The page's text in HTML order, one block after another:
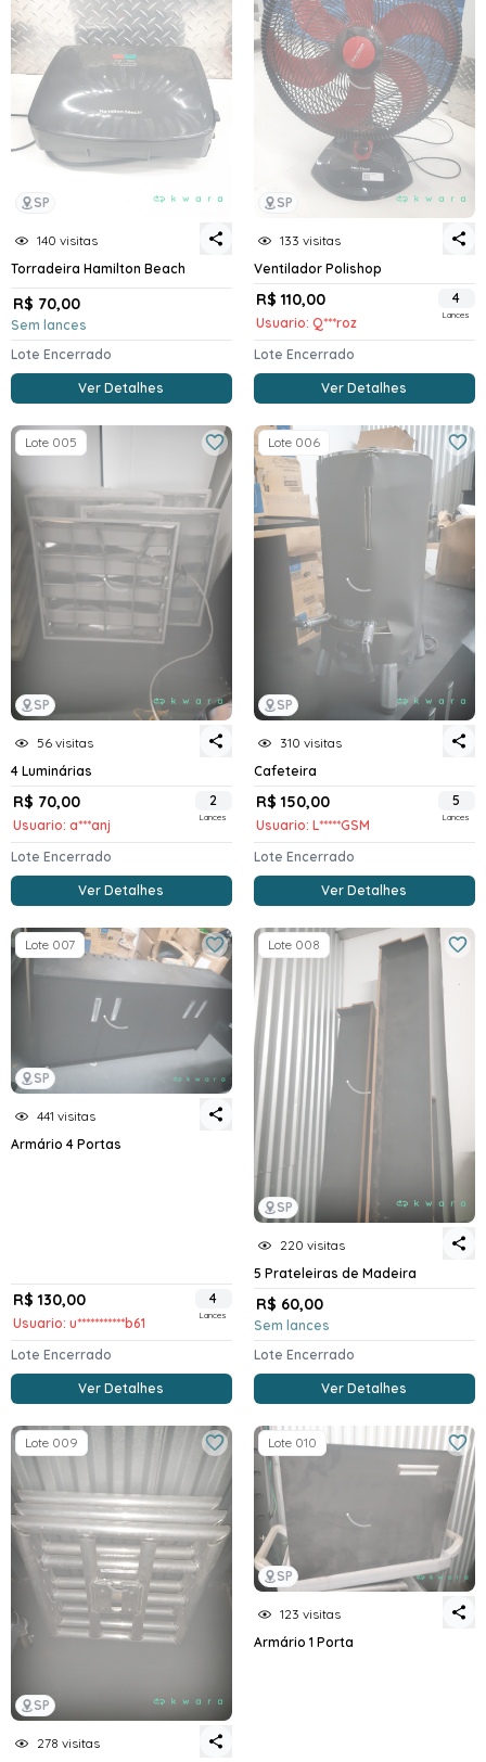
SP
140 visitas
Torradeira Hamilton Beach
R$ 70,00
Sem lances
Lote Encerrado
Ver Detalhes
SP
133 visitas
Ventilador Polishop
R$ 110,00
Usuario: Q***roz
4
Lances
Lote Encerrado
Ver Detalhes
SP
Lote 005
56 visitas
4 Luminárias
R$ 70,00
Usuario: a***anj
2
Lances
Lote Encerrado
Ver Detalhes
SP
Lote 006
310 visitas
Cafeteira
R$ 150,00
Usuario: L*****GSM
5
Lances
Lote Encerrado
Ver Detalhes
SP
Lote 007
441 visitas
Armário 4 Portas
R$ 130,00
Usuario: u***********b61
4
Lances
Lote Encerrado
Ver Detalhes
SP
Lote 008
220 visitas
5 Prateleiras de Madeira
R$ 60,00
Sem lances
Lote Encerrado
Ver Detalhes
SP
Lote 009
278 visitas
SP
Lote 010
123 visitas
Armário 1 Porta